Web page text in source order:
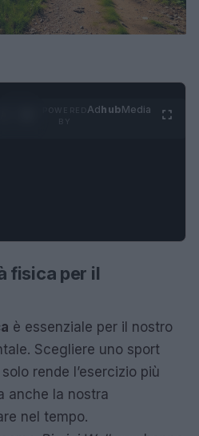
AdhubMedia
fisica per il
è essenziale per il nostro
Scegliere uno sport
rende l’esercizio più
anche la nostra
nel tempo.